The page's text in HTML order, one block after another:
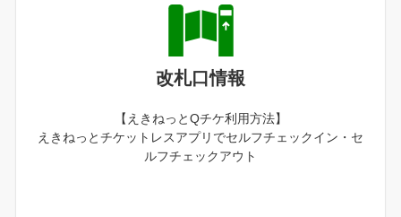
改札口情報
【えきねっとQチケ利用方法】
えきねっとチケットレスアプリでセルフチェックイン・セ
ルフチェックアウト